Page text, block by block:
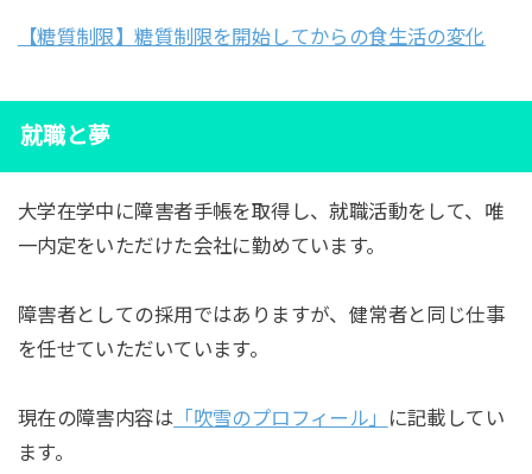
【糖質制限】糖質制限を開始してからの食生活の変化
就職と夢
大学在学中に障害者手帳を取得し、就職活動をして、唯
一内定をいただけた会社に勤めています。
障害者としての採用ではありますが、健常者と同じ仕事
を任せていただいています。
現在の障害内容は 「吹雪のプロフィール」
に記載してい
ます。